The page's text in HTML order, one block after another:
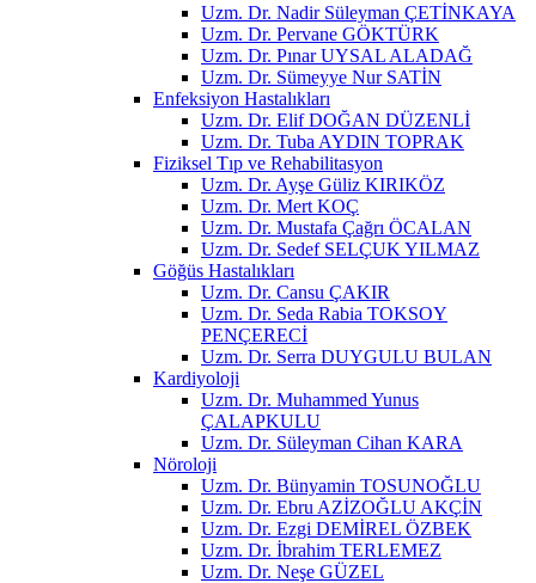
Uzm. Dr. Nadir Süleyman ÇETİNKAYA
Uzm. Dr. Pervane GÖKTÜRK
Uzm. Dr. Pınar UYSAL ALADAĞ
Uzm. Dr. Sümeyye Nur SATİN
Enfeksiyon Hastalıkları
Uzm. Dr. Elif DOĞAN DÜZENLİ
Uzm. Dr. Tuba AYDIN TOPRAK
Fiziksel Tıp ve Rehabilitasyon
Uzm. Dr. Ayşe Güliz KIRIKÖZ
Uzm. Dr. Mert KOÇ
Uzm. Dr. Mustafa Çağrı ÖCALAN
Uzm. Dr. Sedef SELÇUK YILMAZ
Göğüs Hastalıkları
Uzm. Dr. Cansu ÇAKIR
Uzm. Dr. Seda Rabia TOKSOY
PENÇERECİ
Uzm. Dr. Serra DUYGULU BULAN
Kardiyoloji
Uzm. Dr. Muhammed Yunus
ÇALAPKULU
Uzm. Dr. Süleyman Cihan KARA
Nöroloji
Uzm. Dr. Bünyamin TOSUNOĞLU
Uzm. Dr. Ebru AZİZOĞLU AKÇİN
Uzm. Dr. Ezgi DEMİREL ÖZBEK
Uzm. Dr. İbrahim TERLEMEZ
Uzm. Dr. Neşe GÜZEL